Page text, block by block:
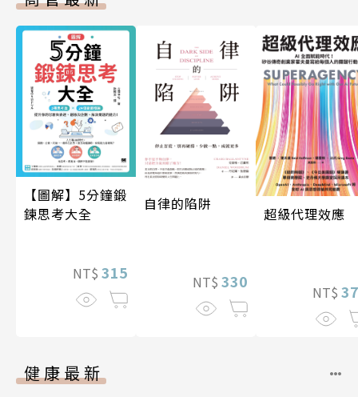
【圖解】5分鐘鍛
鍊思考大全
NT$ 315
自律的陷阱
NT$ 330
超級代理效應
NT$
健康最新